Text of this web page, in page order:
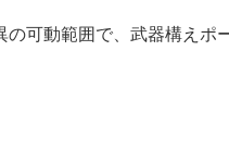
の可動範囲で、武器構えポ